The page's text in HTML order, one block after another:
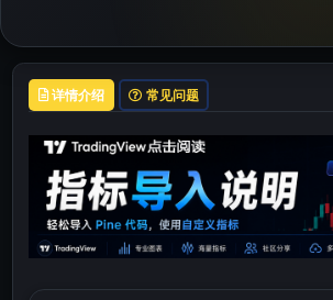
详情介绍 常见问题